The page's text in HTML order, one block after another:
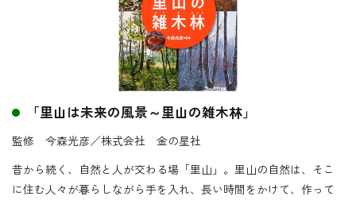
「里山は未来の風景～里山の雑木林」
監修 今森光彦／株式会社 金の星社
昔から続く、自然と人が交わる場「里山」。里山の自然は、そこ
に住む人々が暮らしながら手を入れ、長い時間をかけて、作って